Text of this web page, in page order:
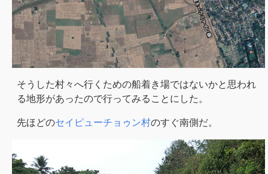
そうした村々へ行くための船着き場ではないかと思われ
る地形があったので行ってみることにした。
先ほどのセイピューチョゥン村のすぐ南側だ。